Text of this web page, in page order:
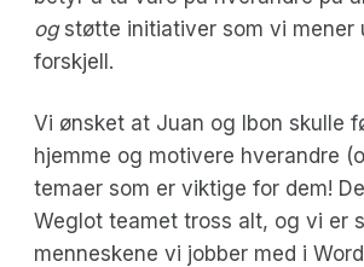
ogstøtte initiativer som vi mener
forskjell.
Vi ønsket at Juan og Ibon skulle
hjemme og motivere hverandre
temaer som er viktige for dem!
Weglot teamet tross alt, og vi er
menneskene vi jobber med i